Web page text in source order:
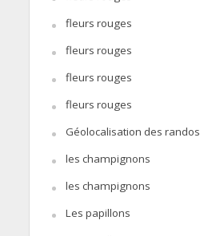
fleurs rouges
fleurs rouges
fleurs rouges
fleurs rouges
Géolocalisation des randos
les champignons
les champignons
Les papillons